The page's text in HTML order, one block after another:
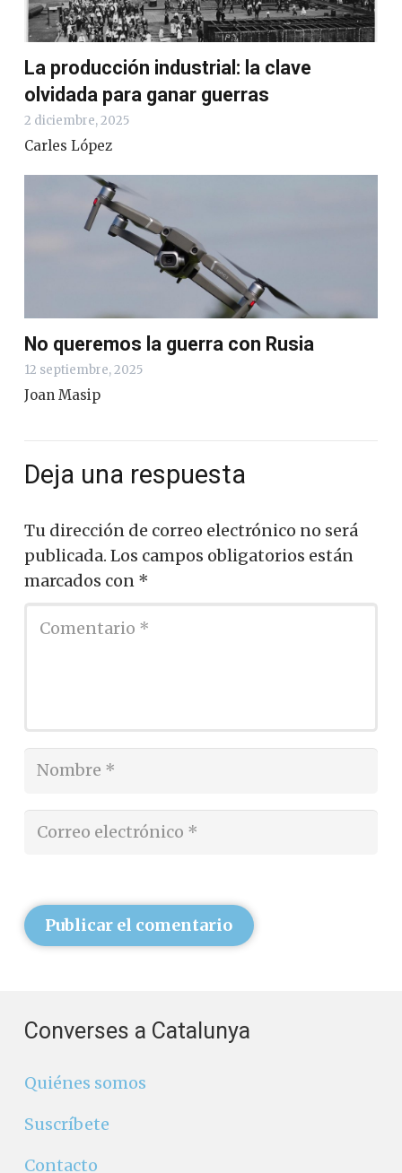
La producción industrial: la clave
olvidada para ganar guerras
2 diciembre, 2025
Carles López
No queremos la guerra con Rusia
12 septiembre, 2025
Joan Masip
Deja una respuesta
Tu dirección de correo electrónico no será
publicada. Los campos obligatorios están
marcados con *
Publicar el comentario
Converses a Catalunya
Quiénes somos
Suscríbete
Contacto